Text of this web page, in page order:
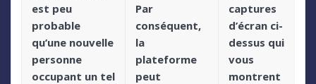
est peu
probable
qu’une nouvelle
personne
occupant un tel
Par
conséquent,
la
plateforme
peut
captures
d’écran ci-
dessus qui
vous
montrent